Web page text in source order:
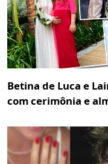
Betina de Luca e
com cerimônia e